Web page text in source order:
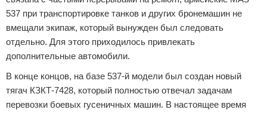
537 при транспортировке танков и других бронемашин не
вмещали экипаж, который вынужден был следовать
отдельно. Для этого приходилось привлекать
дополнительные автомобили.
В конце концов, на базе 537-й модели был создан новый
тягач КЗКТ-7428, который полностью отвечал задачам
перевозки боевых гусеничных машин. В настоящее время